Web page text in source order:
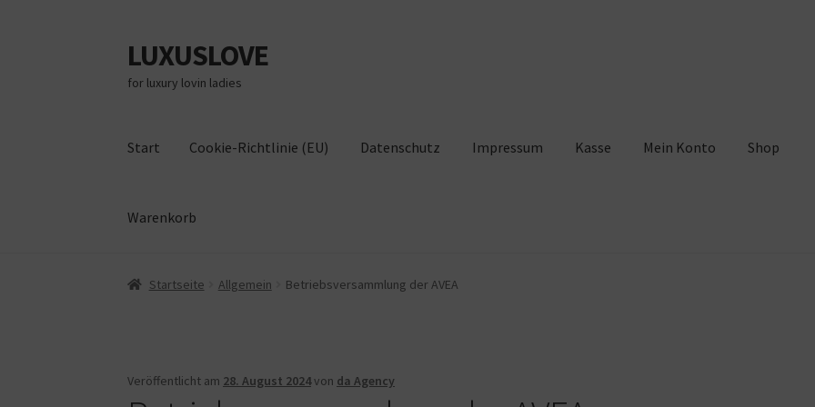
Zur
Navigation
springen
Zum
Inhalt
springen
LUXUSLOVE
for luxury lovin ladies
Start Cookie-Richtlinie (EU) Datenschutz Impressum Kasse Mein Konto Shop
Warenkorb
Start Cookie-Richtlinie (EU) Datenschutz Impressum
Startseite Allgemein Betriebsversammlung der AVEA
Veröffentlicht am 28. August 2024von da Agency